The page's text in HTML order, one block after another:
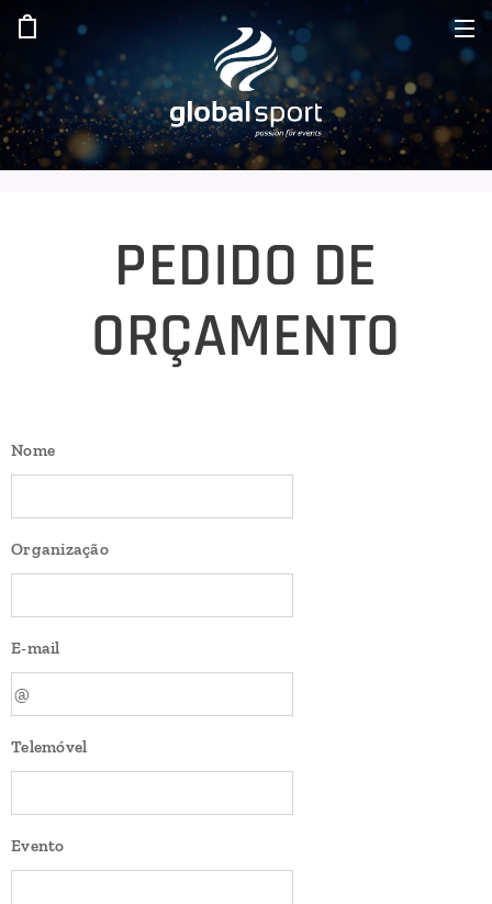
PEDIDO DE
ORÇAMENTO
Nome
Organização
E-mail
Telemóvel
Evento